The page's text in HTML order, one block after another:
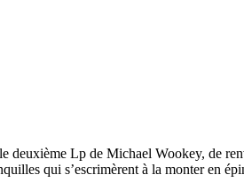
deuxième Lp de Michael Wookey, de
qui s’escrimèrent à la monter en